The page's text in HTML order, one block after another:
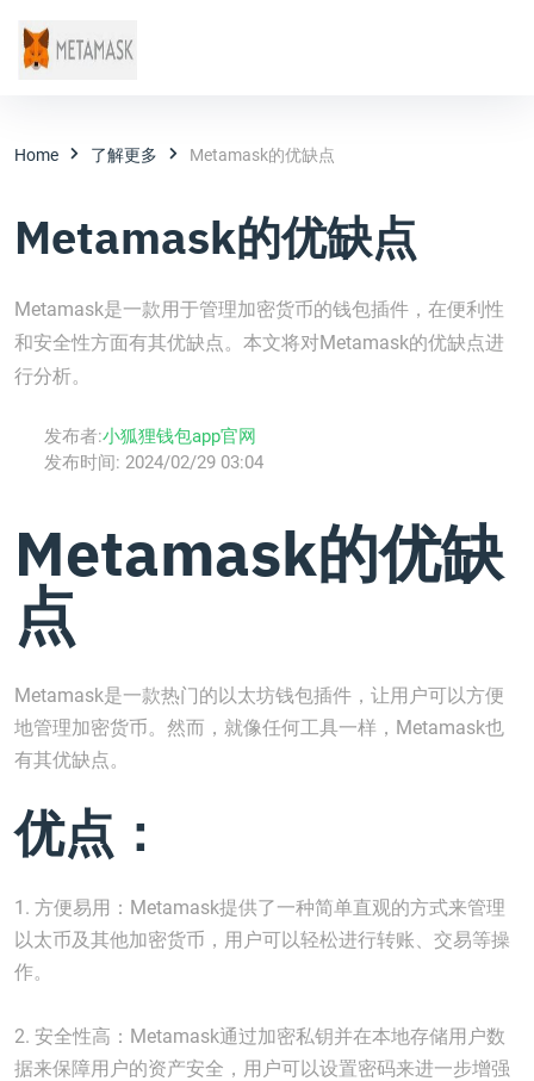
Home 了解更多 Metamask的优缺点
Metamask的优缺点
Metamask是一款用于管理加密货币的钱包插件，在便利性
和安全性方面有其优缺点。本文将对Metamask的优缺点进
行分析。
发布者:小狐狸钱包app官网
发布时间: 2024/02/29 03:04
Metamask的优缺
点
Metamask是一款热门的以太坊钱包插件，让用户可以方便
地管理加密货币。然而，就像任何工具一样，Metamask也
有其优缺点。
优点：
1. 方便易用：Metamask提供了一种简单直观的方式来管理
以太币及其他加密货币，用户可以轻松进行转账、交易等操
作。
2. 安全性高：Metamask通过加密私钥并在本地存储用户数
据来保障用户的资产安全，用户可以设置密码来进一步增强